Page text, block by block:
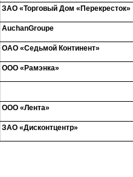
ЗАО «Торговый Дом «Перекресток»
AuchanGroupe
ОАО «Седьмой Континент»
ООО «Рамэнка»
ООО «Лента»
ЗАО «Дисконтцентр»